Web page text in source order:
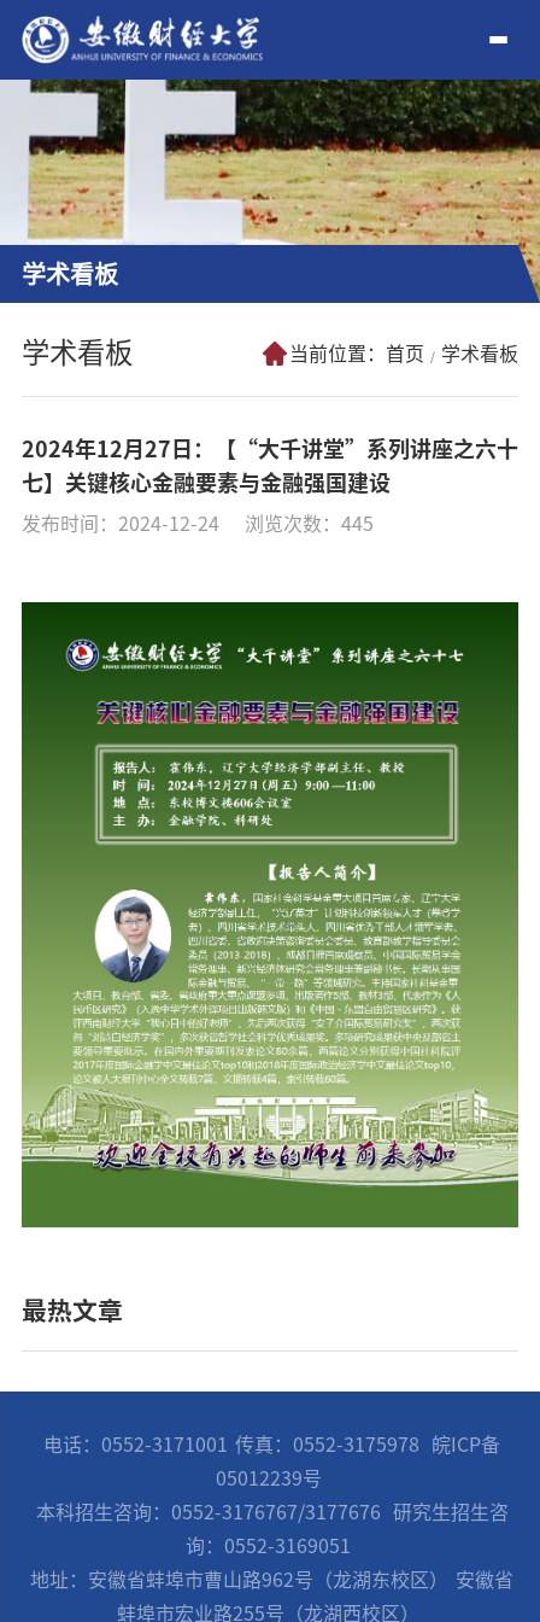
学术看板
学术看板 当前位置： 首页 学术看板
2024年12月27日：【“大千讲堂”系列讲座之六十
七】关键核心金融要素与金融强国建设
发布时间：2024-12-24 浏览次数： 445
最热文章
电话：0552-3171001 传真：0552-3175978
皖ICP备
05012239号
本科招生咨询：0552-3176767/3177676
研究生招生咨
询：0552-3169051
地址：安徽省蚌埠市曹山路962号（龙湖东校区）
安徽省
蚌埠市宏业路255号（龙湖西校区）